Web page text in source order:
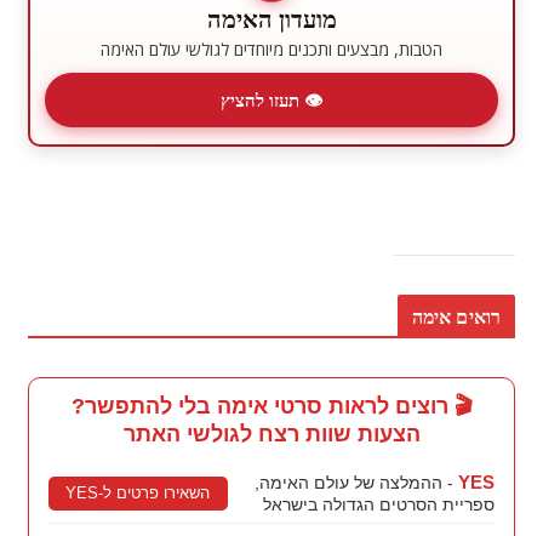
מועדון האימה
הטבות, מבצעים ותכנים מיוחדים לגולשי עולם האימה
👁 תעזו להציץ
רואים אימה
🎬 רוצים לראות סרטי אימה בלי להתפשר?
הצעות שוות רצח לגולשי האתר
YES - ההמלצה של עולם האימה,
ספריית הסרטים הגדולה בישראל
השאירו פרטים ל-YES